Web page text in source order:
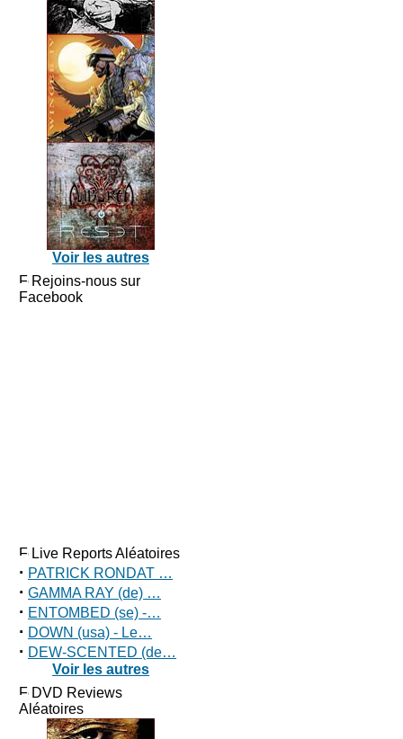
Voir les autres
Rejoins-nous sur
Facebook
Live Reports Aléatoires
· PATRICK RONDAT …
· GAMMA RAY (de) …
· ENTOMBED (se) -…
· DOWN (usa) - Le…
· DEW-SCENTED (de…
Voir les autres
DVD Reviews
Aléatoires